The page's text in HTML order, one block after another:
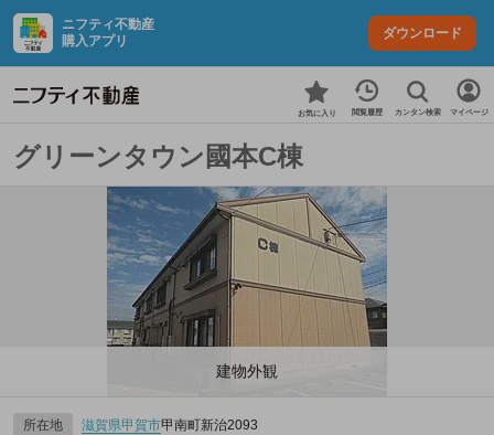
ニフティ不動産
購入アプリ
ダウンロード
お気に入り 閲覧履歴 カンタン検索 マイページ
グリーンタウン國本C棟
建物外観
所在地 滋賀県甲賀市甲南町新治2093